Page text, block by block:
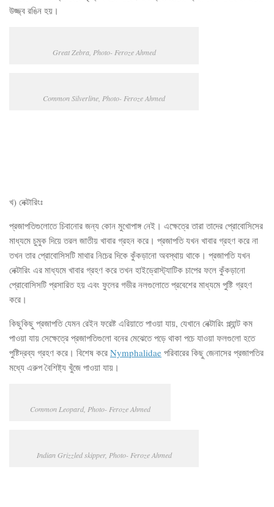
উজ্জ্ব রঙিন হয়।
Great Zebra, Photo- Feroze Ahmed
Common Silverline, Photo- Feroze Ahmed
খ) নেক্টারিংঃ
প্রজাপতিগুলোতে চিবানোর জন্য কোন মুখোপাঙ্গ নেই। এক্ষেত্রে তারা তাদের প্রোবোসিসের
মাধ্যমে চুমুক দিয়ে তরল জাতীয় খাবার গ্রহন করে। প্রজাপতি যখন খাবার গ্রহণ করে না
তখন তার প্রোবোসিসটি মাথার নিচের দিকে কুঁকড়ানো অবস্থায় থাকে। প্রজাপতি যখন
নেক্টারিং এর মাধ্যমে খাবার গ্রহণ করে তখন হাইড্রোস্ট্যাটিক চাপের ফলে কুঁকড়ানো
প্রোবোসিসটি প্রসারিত হয় এবং ফুলের গভীর নলগুলোতে প্রবেশের মাধ্যমে পুষ্টি গ্রহণ
করে।
কিছুকিছু প্রজাপতি যেমন রেইন ফরেষ্ট এরিয়াতে পাওয়া যায়, যেখানে নেক্টারিং প্ল্যান্ট কম
পাওয়া যায় সেক্ষেত্রে প্রজাপতিগুলো বনের মেঝেতে পড়ে থাকা পচে যাওয়া ফলগুলো হতে
পুষ্টিদ্রব্য গ্রহণ করে। বিশেষ করে Nymphalidae পরিবারের কিছু জেনাসের প্রজাপতির
মধ্যে এরুপ বৈশিষ্ট্য খুঁজে পাওয়া যায়।
Common Leopard, Photo- Feroze Ahmed
Indian Grizzled skipper, Photo- Feroze Ahmed